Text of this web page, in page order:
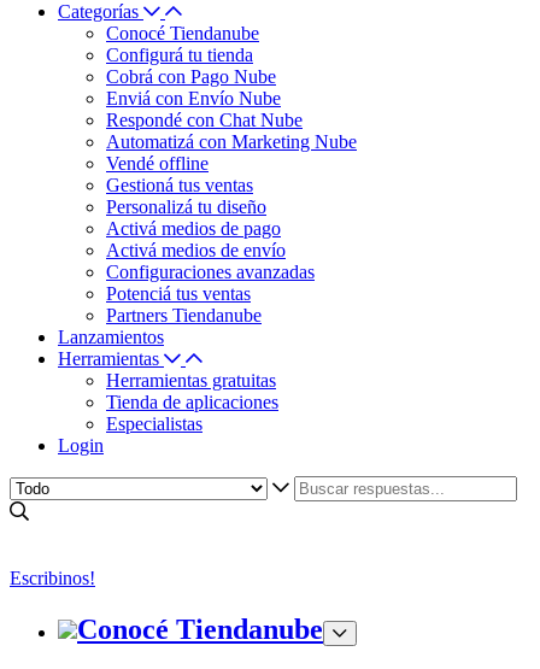
Categorías
Conocé Tiendanube
Configurá tu tienda
Cobrá con Pago Nube
Enviá con Envío Nube
Respondé con Chat Nube
Automatizá con Marketing Nube
Vendé offline
Gestioná tus ventas
Personalizá tu diseño
Activá medios de pago
Activá medios de envío
Configuraciones avanzadas
Potenciá tus ventas
Partners Tiendanube
Lanzamientos
Herramientas
Herramientas gratuitas
Tienda de aplicaciones
Especialistas
Login
Escribinos!
Conocé Tiendanube